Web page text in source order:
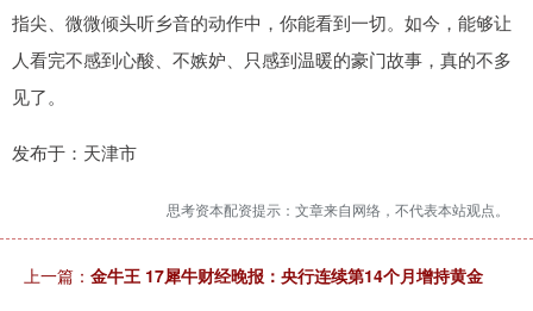
指尖、微微倾头听乡音的动作中，你能看到一切。如今，能够让
人看完不感到心酸、不嫉妒、只感到温暖的豪门故事，真的不多
见了。
发布于：天津市
思考资本配资提示：文章来自网络，不代表本站观点。
上一篇： 金牛王 17犀牛财经晚报：央行连续第14个月增持黄金